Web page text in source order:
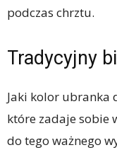
podczas chrztu.
Tradycyjny
Jaki kolor ubranka
które zadaje sobie
do tego ważnego